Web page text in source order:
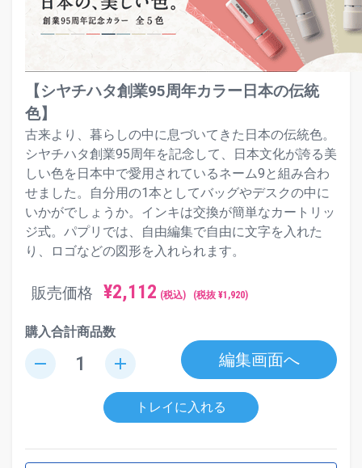
【シヤチハタ創業95周年カラー日本の伝統
色】
古来より、暮らしの中に息づいてきた日本の伝統色。
シヤチハタ創業95周年を記念して、日本文化が誇る美
しい色を日本中で愛用されているネーム9と組み合わ
せました。自分用の1本としてバッグやデスクの中に
いかがでしょうか。インキは交換が簡単なカートリッ
ジ式。パプリでは、自由編集で自由に文字を入れた
り、ロゴなどの図形を入れられます。
販売価格 ¥2,112 (税込) (税抜 ¥1,920)
購入合計商品数
remove add 編集画面へ
トレイに入れる